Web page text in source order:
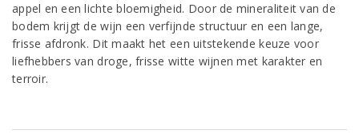
appel en een lichte bloemigheid. Door de mineraliteit van de
bodem krijgt de wijn een verfijnde structuur en een lange,
frisse afdronk. Dit maakt het een uitstekende keuze voor
liefhebbers van droge, frisse witte wijnen met karakter en
terroir.